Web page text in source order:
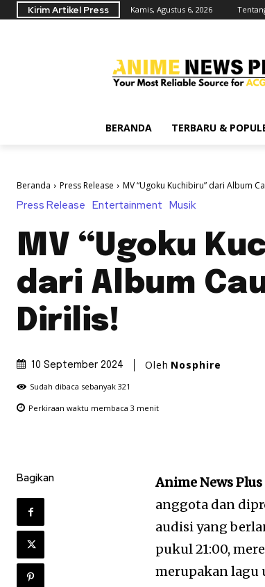
Kirim Artikel Press Kamis, Agustus 6, 2026
BERANDA TERBARU &
Beranda Press Release MV “Ugoku Kuchibiru” dari Album
Press Release Entertainment Musik
MV “Ugoku
dari Album
Dirilis!
10 September 2024 Oleh Nosphire
Sudah dibaca sebanyak 321
Perkiraan waktu membaca 3 menit
Bagikan Anime News
anggota dan
audisi yang
pukul 21:00,
merupakan lagu